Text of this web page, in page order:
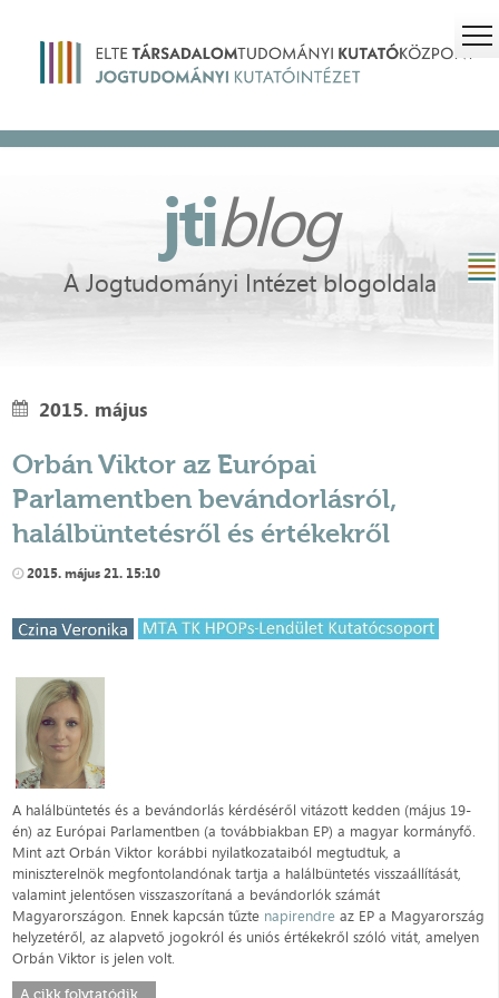
jtiblog
A Jogtudományi Intézet blogoldala
2015. május
Orbán Viktor az Európai
Parlamentben bevándorlásról,
halálbüntetésről és értékekről
2015. május 21. 15:10
A halálbüntetés és a bevándorlás kérdéséről vitázott kedden (május 19-
én) az Európai Parlamentben (a továbbiakban EP) a magyar kormányfő.
Mint azt Orbán Viktor korábbi nyilatkozataiból megtudtuk, a
miniszterelnök megfontolandónak tartja a halálbüntetés visszaállítását,
valamint jelentősen visszaszorítaná a bevándorlók számát
Magyarországon. Ennek kapcsán tűzte napirendre az EP a Magyarország
helyzetéről, az alapvető jogokról és uniós értékekről szóló vitát, amelyen
Orbán Viktor is jelen volt.
A cikk folytatódik...